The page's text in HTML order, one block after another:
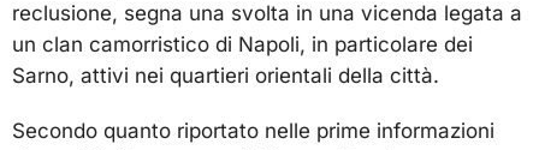
reclusione, segna una svolta in una vicenda legata a
un clan camorristico di Napoli, in particolare dei
Sarno, attivi nei quartieri orientali della città.
Secondo quanto riportato nelle prime informazioni